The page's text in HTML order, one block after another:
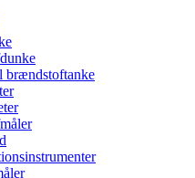
brændstoftanke